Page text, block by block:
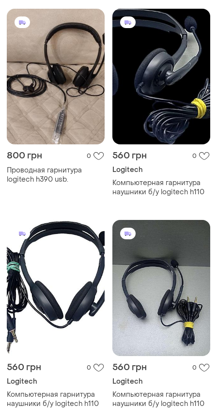
800 грн 0
Проводная гарнитура
logitech h390 usb.
560 грн 0
Logitech
Компьютерная гарнитура
наушники б/у logitech h110
560 грн 0
Logitech
Компьютерная гарнитура
наушники б/у logitech h110
560 грн 0
Logitech
Компьютерная гарнитура
наушники б/у logitech h110